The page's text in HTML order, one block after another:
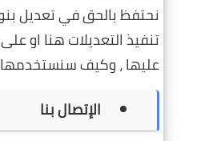
نحتفظ بالحق في تعديل
تنفيذ التعديلات هنا او
عليها ، وكيف سنستخدمها
الإتصال بنا